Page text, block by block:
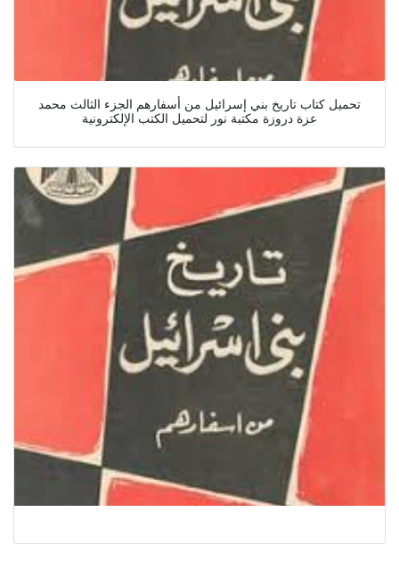
تحميل كتاب تاريخ بني إسرائيل من أسفارهم الجزء الثالث محمد
عزة دروزة مكتبة نور لتحميل الكتب الإلكترونية